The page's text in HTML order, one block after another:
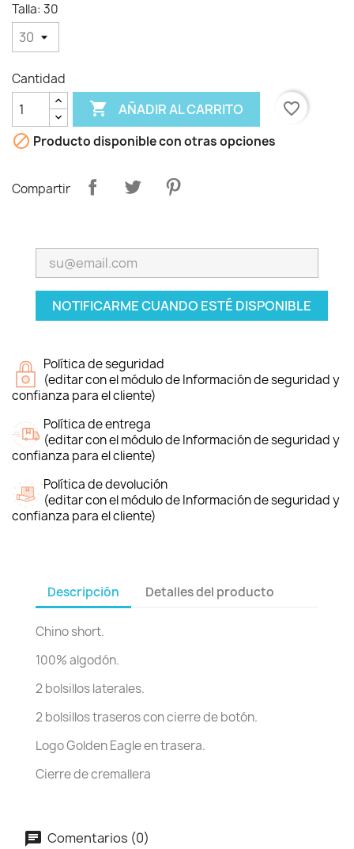
Talla: 30
Cantidad
 AÑADIR AL CARRITO
favorite_border
 Producto disponible con otras opciones
Compartir
NOTIFICARME CUANDO ESTÉ DISPONIBLE
Política de seguridad
(editar con el módulo de Información de seguridad y
confianza para el cliente)
Política de entrega
(editar con el módulo de Información de seguridad y
confianza para el cliente)
Política de devolución
(editar con el módulo de Información de seguridad y
confianza para el cliente)
Descripción Detalles del producto
Chino short.
100% algodón.
2 bolsillos laterales.
2 bolsillos traseros con cierre de botón.
Logo Golden Eagle en trasera.
Cierre de cremallera
Comentarios (0)